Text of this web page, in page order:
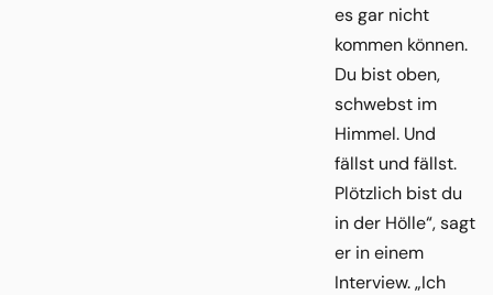
es gar nicht
kommen können.
Du bist oben,
schwebst im
Himmel. Und
fällst und fällst.
Plötzlich bist du
in der Hölle“, sagt
er in einem
Interview. „Ich